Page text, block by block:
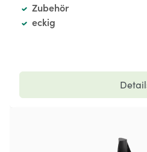
Zubehör
eckig